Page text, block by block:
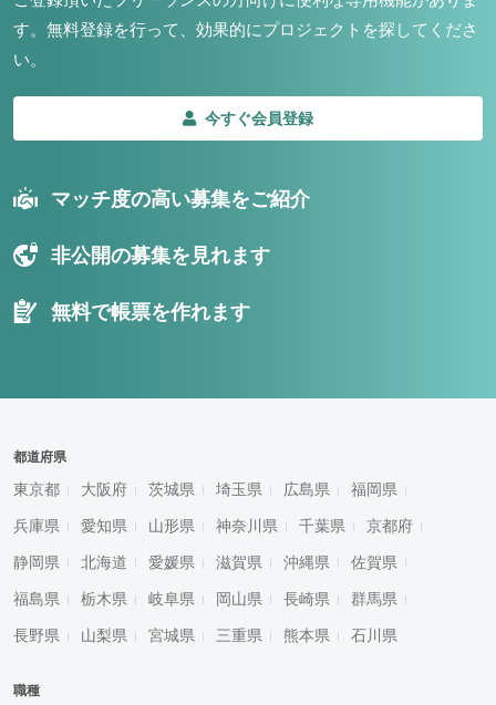
す。 無料登録を行って、効果的にプロジェクトを探してくださ
い。
今すぐ会員登録
マッチ度の高い募集をご紹介
非公開の募集を見れます
無料で帳票を作れます
都道府県
東京都 大阪府 茨城県 埼玉県 広島県 福岡県
兵庫県 愛知県 山形県 神奈川県 千葉県 京都府
静岡県 北海道 愛媛県 滋賀県 沖縄県 佐賀県
福島県 栃木県 岐阜県 岡山県 長崎県 群馬県
長野県 山梨県 宮城県 三重県 熊本県 石川県
職種